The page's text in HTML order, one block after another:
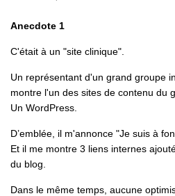
Anecdote 1
C'était à un "site clinique".
Un représentant d'un grand groupe
montre l'un des sites de contenu du
Un WordPress.
D’emblée, il m'annonce "Je suis à
Et il me montre 3 liens internes
du blog.
Dans le même temps, aucune